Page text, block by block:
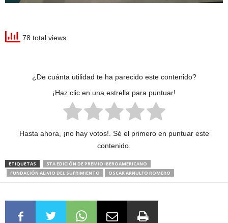
78 total views
¿De cuánta utilidad te ha parecido este contenido?
¡Haz clic en una estrella para puntuar!
Hasta ahora, ¡no hay votos!. Sé el primero en puntuar este
contenido.
ETIQUETAS
5TA EDICIÓN DE PREMIO IBEROAMERICANO
FUNDACIÓN ALIVIO DEL SUFRIMIENTO
OSCAR ARNULFO ROMERO